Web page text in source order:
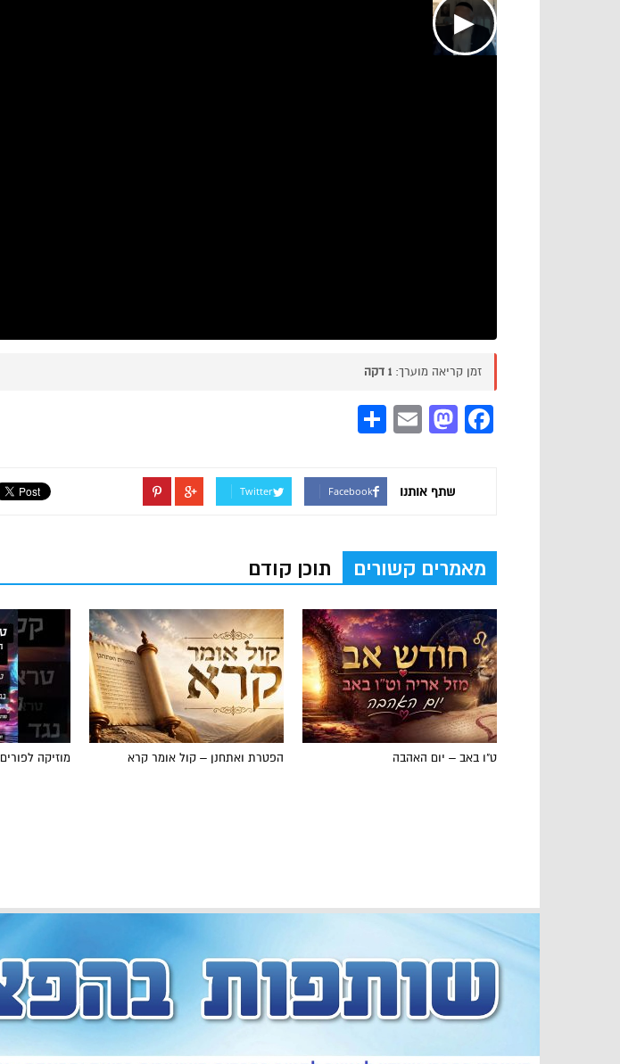
▶
זמן קריאה מוערך: 1 דקה
Facebook
Mastodon
Email
שתף אותנו Facebook
Twitter
מאמרים קשורים תוכן קודם
מוזיקה לפורים הפטרת ואתחנן – קול אומר קרא ט"ו באב – יום האהבה